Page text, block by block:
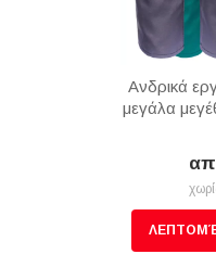
Ανδρικά
μεγάλα